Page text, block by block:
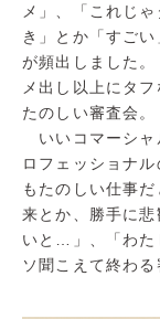
メ」、「これじ
き」とか「すご
が頻出しました
メ出し以上にタ
たのしい審査会。
いいコマーシャ
ロフェッショナ
もたのしい仕事
来とか、勝手に
いと…」、「わた
ソ聞こえて終わる